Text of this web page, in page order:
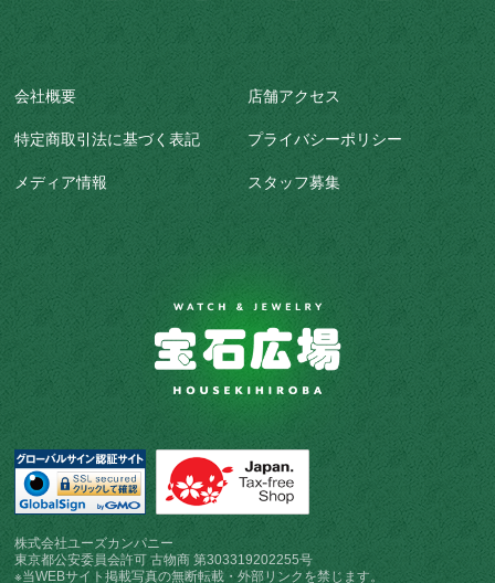
会社概要 店舗アクセス
特定商取引法に基づく表記 プライバシーポリシー
メディア情報 スタッフ募集
株式会社ユーズカンパニー
東京都公安委員会許可 古物商 第303319202255号
※当WEBサイト掲載写真の無断転載・外部リンクを禁じます。